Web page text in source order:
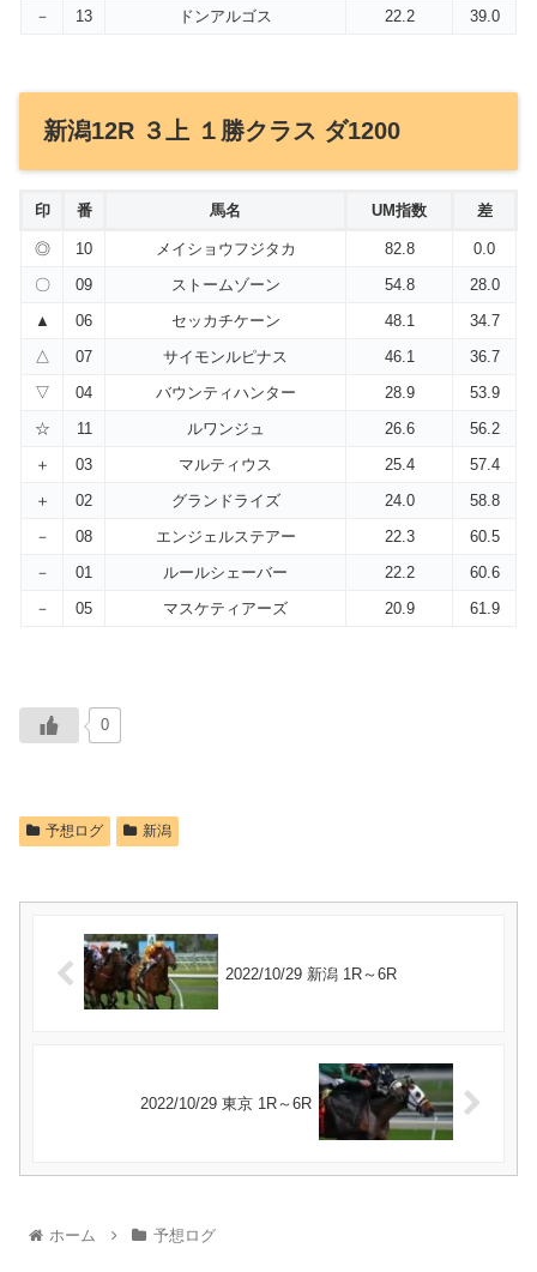
－
13 ドンアルゴス 22.2 39.0
新潟12R ３上 １勝クラス ダ1200
印 番 馬名 UM指数 差
◎ 10 メイショウフジタカ 82.8
0.0
〇
09 ストームゾーン 54.8
28.0
▲
06 セッカチケーン 48.1
34.7
△
07 サイモンルピナス 46.1
36.7
▽
04 バウンティハンター 28.9
53.9
☆
11 ルワンジュ 26.6
56.2
＋
03 マルティウス 25.4
57.4
＋
02 グランドライズ 24.0
58.8
－
08 エンジェルステアー 22.3
60.5
－
01 ルールシェーバー 22.2
60.6
－
05 マスケティアーズ 20.9 61.9
0
予想ログ 新潟
2022/10/29 新潟 1R～6R
2022/10/29 東京 1R～6R
ホーム 予想ログ